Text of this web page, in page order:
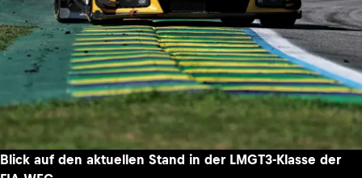
Blick auf den aktuellen Stand in der LMGT3-Klasse der